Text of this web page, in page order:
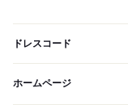
ドレスコード
ホームページ